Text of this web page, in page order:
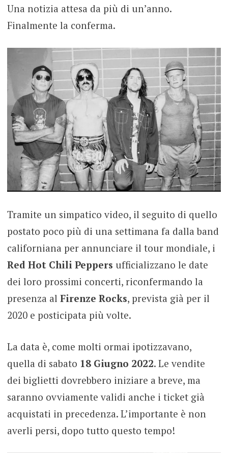
Una notizia attesa da più di un’anno.
Finalmente la conferma.
Tramite un simpatico video, il seguito di quello
postato poco più di una settimana fa dalla band
californiana per annunciare il tour mondiale, i
Red Hot Chili Peppers ufficializzano le date
dei loro prossimi concerti, riconfermando la
presenza al Firenze Rocks, prevista già per il
2020 e posticipata più volte.
La data è, come molti ormai ipotizzavano,
quella di sabato 18 Giugno 2022. Le vendite
dei biglietti dovrebbero iniziare a breve, ma
saranno ovviamente validi anche i ticket già
acquistati in precedenza. L’importante è non
averli persi, dopo tutto questo tempo!